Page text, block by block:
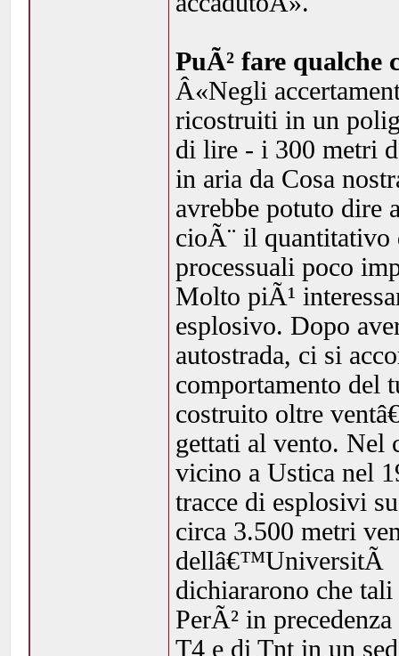
PuÃ² fare qualche
Â«Negli
ricostruiti in un
di lire - i 300 metri
in aria da Cosa
avrebbe potuto dire
cioÃ¨ il quantitativo
processuali poco
Molto piÃ¹
esplosivo. Dopo
autostrada, ci si
comportamento del
costruito oltre
gettati al vento. Nel
vicino a Ustica nel
tracce di esplosivi
circa 3.500 metri
dellâ€™UniversitÃ
dichiararono che
PerÃ² in
T4 e di Tnt in un